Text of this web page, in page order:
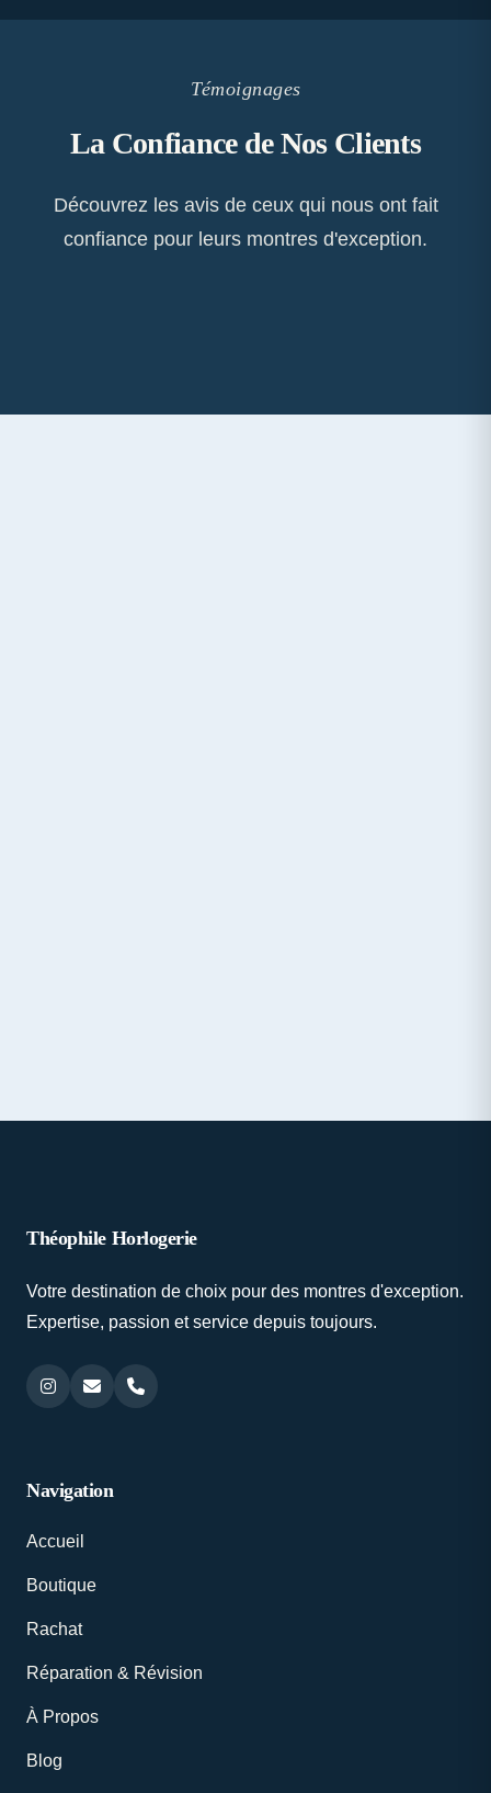
Témoignages
La Confiance de Nos Clients
Découvrez les avis de ceux qui nous ont fait
confiance pour leurs montres d'exception.
Théophile Horlogerie
Votre destination de choix pour des montres d'exception.
Expertise, passion et service depuis toujours.
Navigation
Accueil
Boutique
Rachat
Réparation & Révision
À Propos
Blog